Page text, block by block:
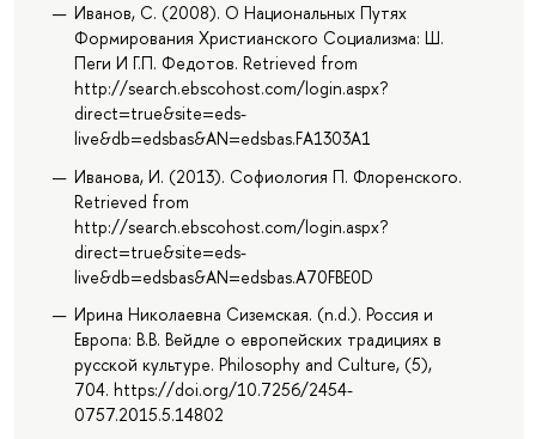
Иванов, С. (2008). О Национальных Путях
Формирования Христианского Социализма: Ш.
Пеги И Г.П. Федотов. Retrieved from
http://search.ebscohost.com/login.aspx?
direct=true&site=eds-
live&db=edsbas&AN=edsbas.FA1303A1
Иванова, И. (2013). Софиология П. Флоренского.
Retrieved from
http://search.ebscohost.com/login.aspx?
direct=true&site=eds-
live&db=edsbas&AN=edsbas.A70FBE0D
Ирина Николаевна Сиземская. (n.d.). Россия и
Европа: В.В. Вейдле о европейских традициях в
русской культуре. Philosophy and Culture, (5),
704. https://doi.org/10.7256/2454-
0757.2015.5.14802